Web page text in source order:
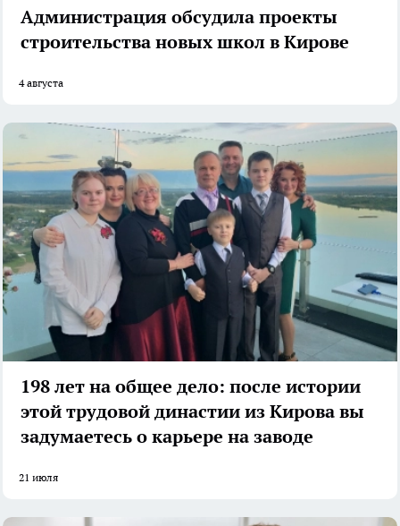
Администрация обсудила проекты
строительства новых школ в Кирове
4 августа
198 лет на общее дело: после истории
этой трудовой династии из Кирова вы
задумаетесь о карьере на заводе
21 июля